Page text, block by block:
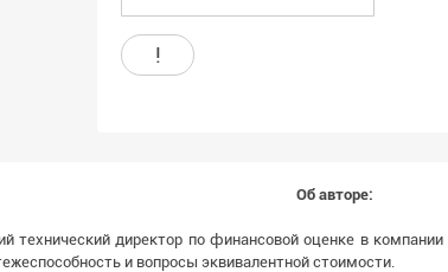
!
Об авторе:
технический директор по финансовой оценке в
и вопросы эквивалентной стоимости.